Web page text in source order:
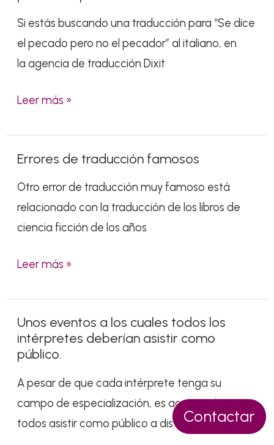
Contactar
Si estás buscando una traducción para “Se dice
el pecado pero no el pecador” al italiano, en
la agencia de traducción Dixit
traduce
«Se
dice
pecado
el
pecador»
al
italiano?
Leer más »
Errores de traducción famosos
Otro error de traducción muy famoso está
relacionado con la traducción de los libros de
ciencia ficción de los años
Errores
de
traducción
famosos
Leer más »
Unos eventos a los cuales todos los
intérpretes deberían asistir como
público.
A pesar de que cada intérprete tenga su
campo de especialización, es aconsejable para
todos asistir como público a distintos
Unos
eventos
a
los
cuales
todos